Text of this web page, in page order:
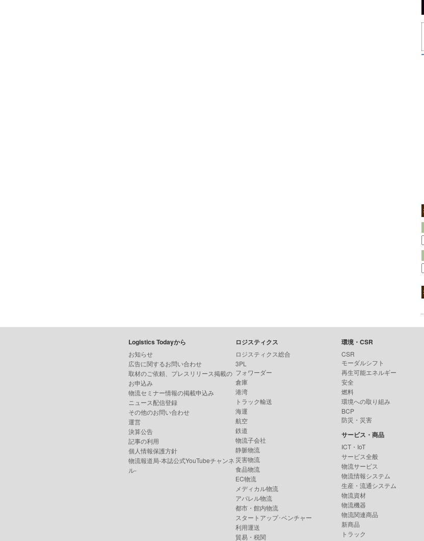
Logistics Todayから
お知らせ
広告に関するお問い合わせ
取材のご依頼、プレスリリース掲載の
お申込み
物流セミナー情報の掲載申込み
ニュース配信登録
その他のお問い合わせ
運営
決算公告
記事の利用
個人情報保護方針
物流報道局-本誌公式YouTubeチャンネ
ル-
ロジスティクス
ロジスティクス総合
3PL
フォワーダー
倉庫
港湾
トラック輸送
海運
航空
鉄道
物流子会社
静脈物流
災害物流
食品物流
EC物流
メディカル物流
アパレル物流
都市・館内物流
スタートアップ･ベンチャー
利用運送
貿易・税関
環境・CSR
CSR
モーダルシフト
再生可能エネルギー
安全
燃料
環境への取り組み
BCP
防災・災害
サービス・商品
ICT・IoT
サービス全般
物流サービス
物流情報システム
生産・流通システム
物流資材
物流機器
物流関連商品
新商品
トラック